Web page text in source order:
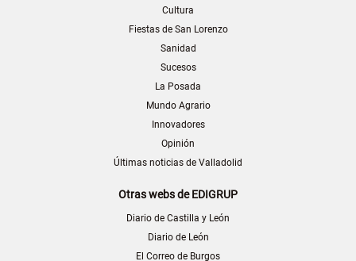
Cultura
Fiestas de San Lorenzo
Sanidad
Sucesos
La Posada
Mundo Agrario
Innovadores
Opinión
Últimas noticias de Valladolid
Otras webs de EDIGRUP
Diario de Castilla y León
Diario de León
El Correo de Burgos